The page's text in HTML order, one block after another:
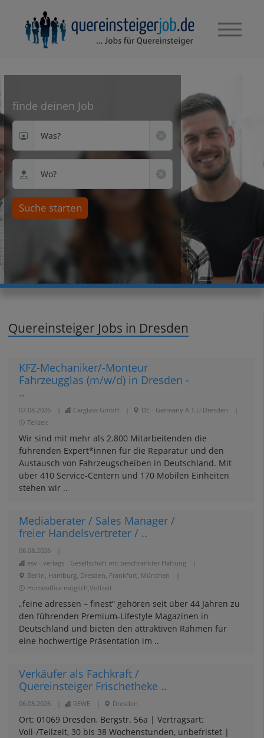
finde deinen Job
Was?
Wo?
Suche starten
Quereinsteiger Jobs in Dresden
KFZ-Mechaniker/-Monteur
Fahrzeugglas (m/w/d) in Dresden -
..
07.08.2026 Carglass GmbH DE - Germany A.T.U Dresden
Teilzeit
Wir sind mit mehr als 2.800 Mitarbeitenden die
führenden Expert*innen für die Reparatur und den
Austausch von Fahrzeugscheiben in Deutschland. Mit
über 410 Service-Centern und 170 Mobilen Einheiten
stehen wir ..
Mediaberater / Sales Manager /
freier Handelsvertreter / ..
06.08.2026
esv - verlags - Gesellschaft mit beschränkter Haftung
Berlin, Hamburg, Dresden, Frankfurt, München
Homeoffice möglich,Vollzeit
„feine adressen – finest“ gehören seit über 44 Jahren zu
den führenden Premium-Lifestyle Magazinen in
Deutschland und bieten den attraktiven Rahmen für
eine hochwertige Präsentation im ..
Verkäufer als Fachkraft /
Quereinsteiger Frischetheke ..
06.08.2026 REWE Dresden
Ort: 01069 Dresden, Bergstr. 56a | Vertragsart:
Voll-/Teilzeit, 30 bis 38 Wochenstunden, unbefristet |